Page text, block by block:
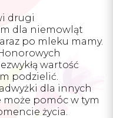
drugi
dla niemowląt
po mleku mamy.
wartość
podzielić.
dla innych
pomóc w tym
życia.